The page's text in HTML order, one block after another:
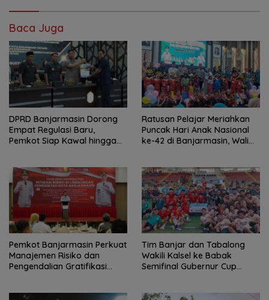
Baca Juga
DPRD Banjarmasin Dorong
Empat Regulasi Baru,
Pemkot Siap Kawal hingga
Ratusan Pelajar Meriahkan
Puncak Hari Anak Nasional
ke-42 di Banjarmasin, Wali
Pemkot Banjarmasin Perkuat
Manajemen Risiko dan
Pengendalian Gratifikasi
Tim Banjar dan Tabalong
Wakili Kalsel ke Babak
Semifinal Gubernur Cup